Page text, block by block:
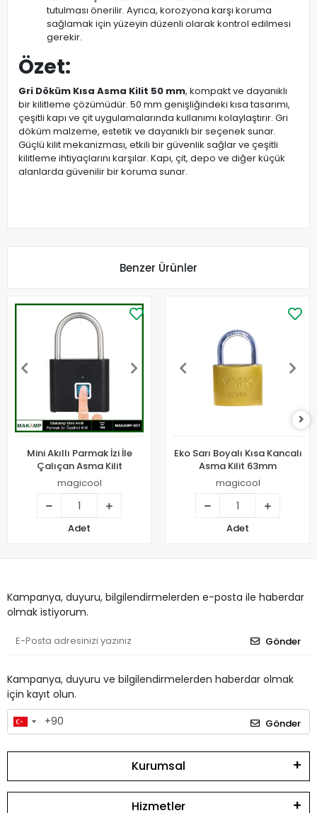
tutulması önerilir. Ayrıca, korozyona karşı koruma
sağlamak için yüzeyin düzenli olarak kontrol edilmesi
gerekir.
Özet:
Gri Döküm Kısa Asma Kilit 50 mm, kompakt ve dayanıklı
bir kilitleme çözümüdür. 50 mm genişliğindeki kısa tasarımı,
çeşitli kapı ve çit uygulamalarında kullanımı kolaylaştırır. Gri
döküm malzeme, estetik ve dayanıklı bir seçenek sunar.
Güçlü kilit mekanizması, etkili bir güvenlik sağlar ve çeşitli
kilitleme ihtiyaçlarını karşılar. Kapı, çit, depo ve diğer küçük
alanlarda güvenilir bir koruma sunar.
Benzer Ürünler
Mini Akıllı Parmak İzi İle
Çalıçan Asma Kilit
magicool
Adet
Eko Sarı Boyalı Kısa Kancalı
Asma Kilit 63mm
magicool
Adet
Kampanya, duyuru, bilgilendirmelerden e-posta ile haberdar
olmak istiyorum.
Gönder
Kampanya, duyuru ve bilgilendirmelerden haberdar olmak
için kayıt olun.
Gönder
Kurumsal
Hizmetler